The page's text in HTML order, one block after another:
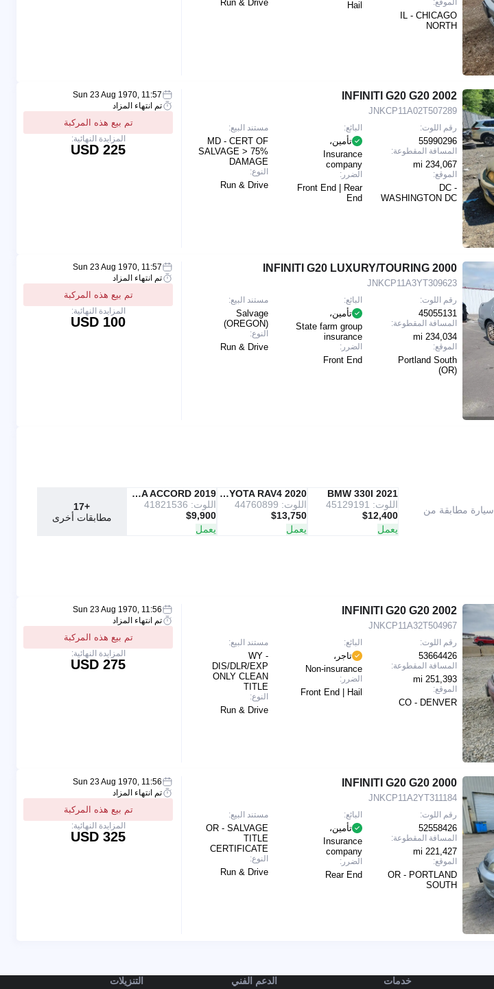
الموقع:
IL - CHICAGO
NORTH
Hail
Run & Drive
2002 INFINITI G20 G20
JNKCP11A02T507289
رقم اللوت:
55990296
المسافة المقطوعة:
234,067 mi
الموقع:
DC -
WASHINGTON DC
البائع:
تأمين،
Insurance
company
الضرر:
Front End | Rear
End
مستند البيع:
MD - CERT OF
SALVAGE > 75%
DAMAGE
النوع:
Run & Drive
Sun 23 Aug 1970, 11:57
تم انتهاء المزاد
تم بيع هذه المركبة
المزايدة النهائية:
225 USD
2000 INFINITI G20 LUXURY/TOURING
JNKCP11A3YT309623
رقم اللوت:
45055131
المسافة المقطوعة:
234,034 mi
الموقع:
Portland South
(OR)
البائع:
تأمين،
State farm group
insurance
الضرر:
Front End
مستند البيع:
Salvage
(OREGON)
النوع:
Run & Drive
Sun 23 Aug 1970, 11:57
تم انتهاء المزاد
تم بيع هذه المركبة
المزايدة النهائية:
100 USD
أجب عن 7 أسئلة سريعة واحصل على 20 سيارة مطابقة من
IAAI
موصى به
2021 BMW 330I
اللوت: 45129191
$12,400
يعمل
IAAI
2020 TOYOTA RAV4
اللوت: 44760899
$13,750
يعمل
Copart
2019 HONDA ACCORD
اللوت: 41821536
$9,900
يعمل
+17
مطابقات أخرى
2002 INFINITI G20 G20
JNKCP11A32T504967
رقم اللوت:
53664426
المسافة المقطوعة:
251,393 mi
الموقع:
CO - DENVER
البائع:
تاجر،
Non-insurance
الضرر:
Front End | Hail
مستند البيع:
WY -
DIS/DLR/EXP
ONLY CLEAN
TITLE
النوع:
Run & Drive
Sun 23 Aug 1970, 11:56
تم انتهاء المزاد
تم بيع هذه المركبة
المزايدة النهائية:
275 USD
2000 INFINITI G20 G20
JNKCP11A2YT311184
رقم اللوت:
52558426
المسافة المقطوعة:
221,427 mi
الموقع:
OR - PORTLAND
SOUTH
البائع:
تأمين،
Insurance
company
الضرر:
Rear End
مستند البيع:
OR - SALVAGE
TITLE
CERTIFICATE
النوع:
Run & Drive
Sun 23 Aug 1970, 11:56
تم انتهاء المزاد
تم بيع هذه المركبة
المزايدة النهائية:
325 USD
خدمات الدعم الفني التنزيلات